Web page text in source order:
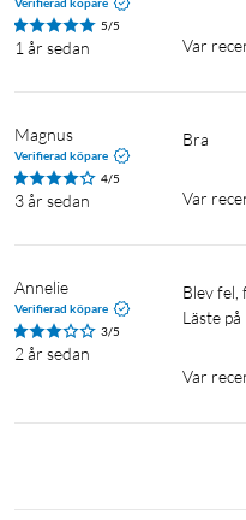
5/5
1 år sedan Var
Magnus
Verifierad köpare
4/5
3 år sedan
bra
Var
Annelie
Verifierad köpare
3/5
2 år sedan
Blev fel, förväntade mig en annan produkt.
Läste
Var